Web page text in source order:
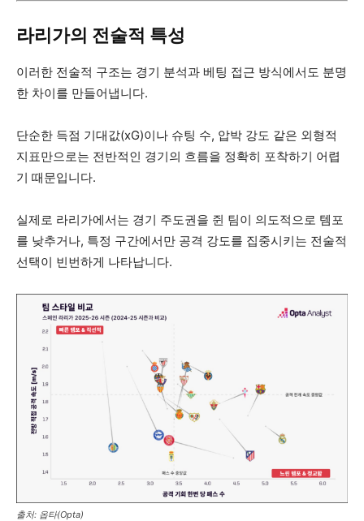
라리가의 전술적 특성
이러한 전술적 구조는 경기 분석과 베팅 접근 방식에서도 분명
한 차이를 만들어냅니다.
단순한 득점 기대값(xG)이나 슈팅 수, 압박 강도 같은 외형적
지표만으로는 전반적인 경기의 흐름을 정확히 포착하기 어렵
기 때문입니다.
실제로 라리가에서는 경기 주도권을 쥔 팀이 의도적으로 템포
를 낮추거나, 특정 구간에서만 공격 강도를 집중시키는 전술적
선택이 빈번하게 나타납니다.
출처: 옵타(Opta)